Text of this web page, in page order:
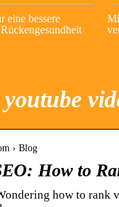
eine bessere
› Blog
How to
how to rank